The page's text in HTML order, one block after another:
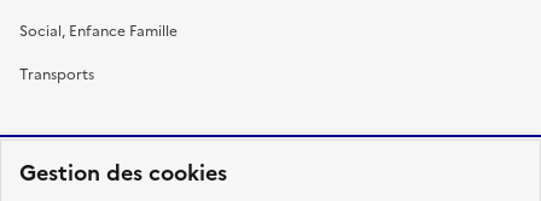
Gestion des cookies
Social, Enfance Famille
Transports